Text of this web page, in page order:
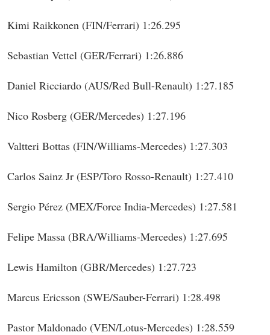
Kimi Raikkonen (FIN/Ferrari) 1:26.295
Sebastian Vettel (GER/Ferrari) 1:26.886
Daniel Ricciardo (AUS/Red Bull-Renault) 1:27.185
Nico Rosberg (GER/Mercedes) 1:27.196
Valtteri Bottas (FIN/Williams-Mercedes) 1:27.303
Carlos Sainz Jr (ESP/Toro Rosso-Renault) 1:27.410
Sergio Pérez (MEX/Force India-Mercedes) 1:27.581
Felipe Massa (BRA/Williams-Mercedes) 1:27.695
Lewis Hamilton (GBR/Mercedes) 1:27.723
Marcus Ericsson (SWE/Sauber-Ferrari) 1:28.498
Pastor Maldonado (VEN/Lotus-Mercedes) 1:28.559